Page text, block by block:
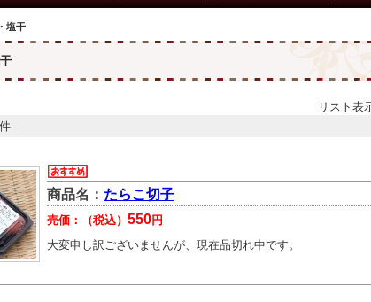
塩干
リスト表
商品名： たらこ切子
売価：（税込） 550円
大変申し訳ございませんが、現在品切れ中です。